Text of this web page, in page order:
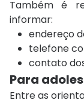
Também é
informar:
endereço
telefone
contato
Para
Entre as